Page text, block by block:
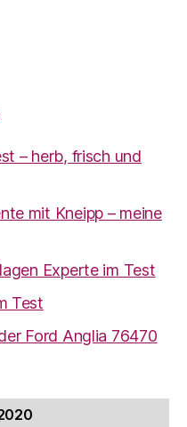
– herb, frisch und
mit Kneipp – meine
Experte im Test
Test
Ford Anglia 76470